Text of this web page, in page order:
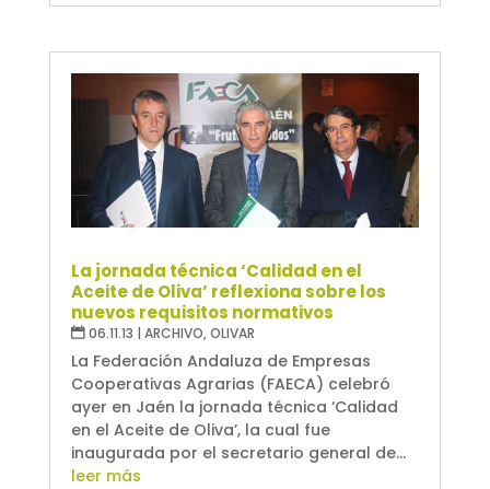
La jornada técnica ‘Calidad en el
Aceite de Oliva’ reflexiona sobre los
nuevos requisitos normativos
06.11.13 | ARCHIVO,OLIVAR
La Federación Andaluza de Empresas
Cooperativas Agrarias (FAECA) celebró
ayer en Jaén la jornada técnica ‘Calidad
en el Aceite de Oliva’, la cual fue
inaugurada por el secretario general de...
leer más